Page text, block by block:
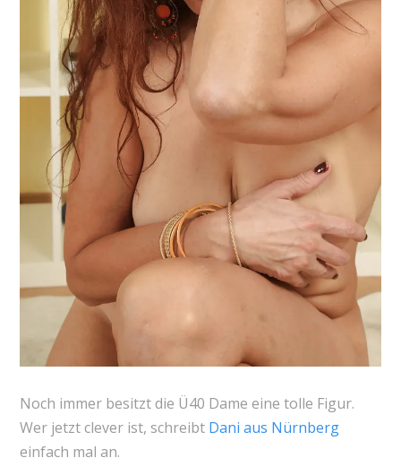
Noch immer besitzt die Ü40 Dame eine tolle Figur.
Wer jetzt clever ist, schreibt Dani aus Nürnberg
einfach mal an.